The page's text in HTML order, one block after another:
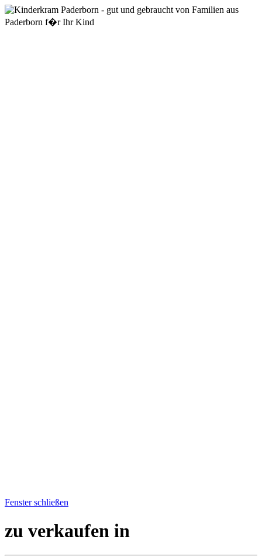
Fenster schließen
zu verkaufen in